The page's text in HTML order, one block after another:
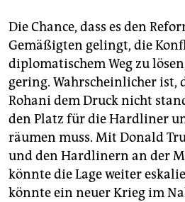
Die Chance, dass es den
Gemäßigten gelingt, die
diplomatischem Weg zu
gering. Wahrscheinlicher ist,
Rohani dem Druck nicht
den Platz für die Hardliner
räumen muss. Mit Donald
und den Hardlinern an der
könnte die Lage weiter
könnte ein neuer Krieg im